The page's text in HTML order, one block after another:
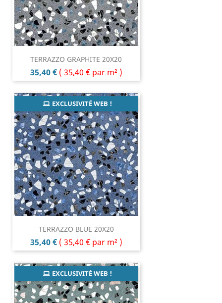
TERRAZZO GRAPHITE 20X20
Prix
35,40 € ( 35,40 € par m² )
TERRAZZO BLUE 20X20
Prix
35,40 € ( 35,40 € par m² )
EXCLUSIVITÉ WEB !
EXCLUSIVITÉ WEB !